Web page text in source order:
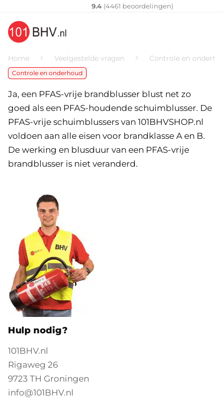
Klantenvertellen
9.410
(4461 ​ beoordelingen)
Home Veelgestelde vragen Controle en
Controle en onderhoud
Ja, een PFAS-vrije brandblusser blust net zo
goed als een PFAS-houdende schuimblusser. De
PFAS-vrije schuimblussers van 101BHVSHOP.nl
voldoen aan alle eisen voor brandklasse A en B.
De werking en blusduur van een PFAS-vrije
brandblusser is niet veranderd.
Hulp nodig?
101BHV.nl
Rigaweg 26
9723 TH Groningen
info@101BHV.nl